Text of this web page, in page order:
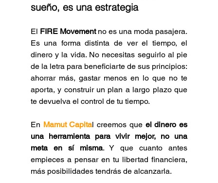
sueño, es una estrategia
El FIRE Movement no es una moda pasajera.
Es una forma distinta de ver el tiempo, el
dinero y la vida. No necesitas seguirlo al pie
de la letra para beneficiarte de sus principios:
ahorrar más, gastar menos en lo que no te
aporta, y construir un plan a largo plazo que
te devuelva el control de tu tiempo.
En Mamut Capital creemos que el dinero es
una herramienta para vivir mejor, no una
meta en sí misma. Y que cuanto antes
empieces a pensar en tu libertad financiera,
más posibilidades tendrás de alcanzarla.